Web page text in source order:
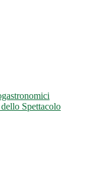
Spettacolo